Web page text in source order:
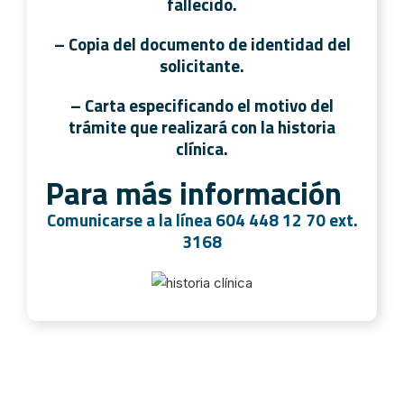
– Copia del documento de identidad del
solicitante.
– Carta especificando el motivo del
trámite que realizará con la historia
clínica.
Para más información
Comunicarse a la línea 604 448 12 70 ext.
3168